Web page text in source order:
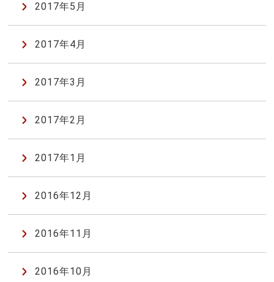
2017年5月
2017年4月
2017年3月
2017年2月
2017年1月
2016年12月
2016年11月
2016年10月